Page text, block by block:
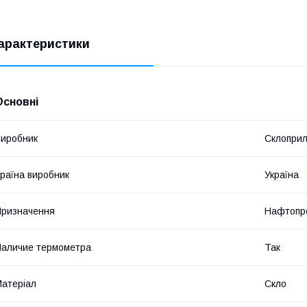
виробник Україна
термометра Так
Скло